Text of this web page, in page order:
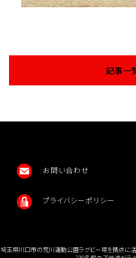
記事一
お問い合わせ
プライバシーポリシー
埼玉県川口市の荒川運動公園ラグビー場を拠点に